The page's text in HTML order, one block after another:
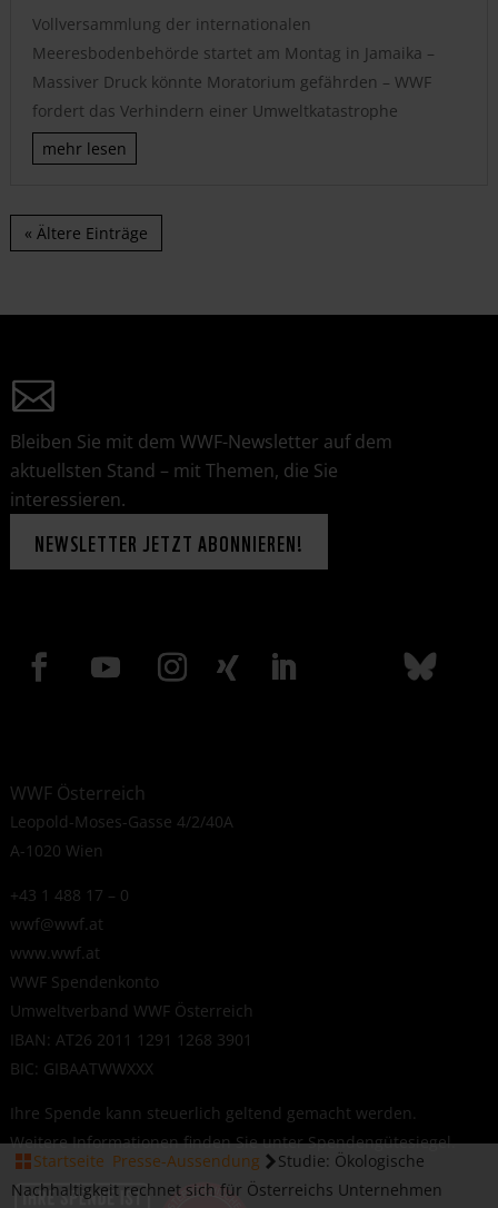
Vollversammlung der internationalen
Meeresbodenbehörde startet am Montag in Jamaika –
Massiver Druck könnte Moratorium gefährden – WWF
fordert das Verhindern einer Umweltkatastrophe
mehr lesen
« Ältere Einträge
Bleiben Sie mit dem WWF-Newsletter auf dem
aktuellsten Stand – mit Themen, die Sie
interessieren.
NEWSLETTER JETZT ABONNIEREN!
WWF Österreich
Leopold-Moses-Gasse 4/2/40A
A-1020 Wien
+43 1 488 17 – 0
wwf@wwf.at
www.wwf.at
WWF Spendenkonto
Umweltverband WWF Österreich
IBAN: AT26 2011 1291 1268 3901
BIC: GIBAATWWXXX
Ihre Spende kann steuerlich geltend gemacht werden.
Weitere Informationen finden Sie unterSpendengütesiegel.
Startseite Presse-Aussendung
Studie: Ökologische
Nachhaltigkeit rechnet sich für Österreichs Unternehmen